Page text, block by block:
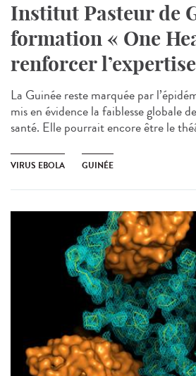
Institut Pasteur de
formation « One
renforcer
La Guinée reste marquée par
mis en évidence la faiblesse globale
santé. Elle pourrait encore être le
VIRUS EBOLA GUINÉE